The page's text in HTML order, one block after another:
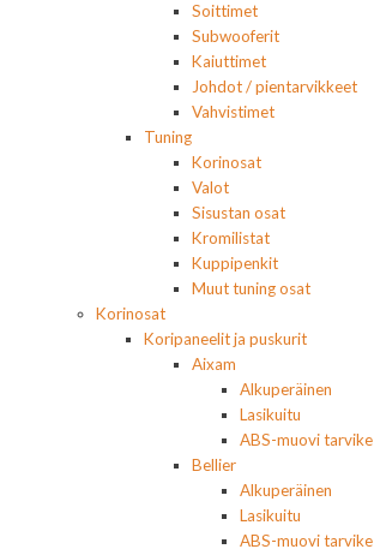
Soittimet
Subwooferit
Kaiuttimet
Johdot / pientarvikkeet
Vahvistimet
Tuning
Korinosat
Valot
Sisustan osat
Kromilistat
Kuppipenkit
Muut tuning osat
Korinosat
Koripaneelit ja puskurit
Aixam
Alkuperäinen
Lasikuitu
ABS-muovi tarvike
Bellier
Alkuperäinen
Lasikuitu
ABS-muovi tarvike